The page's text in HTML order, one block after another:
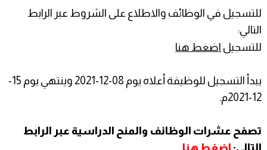
للتسجيل في الوظائف والاطلاع على الشروط عبر الرابط
التالي:
للتسجيل اضغط هنا
يبدأ التسجيل للوظيفة أعلاه يوم 08-12-2021 وينتهي يوم 15-
12-2021م.
تصفح عشرات الوظائف والمنح الدراسية عبر الرابط
التالي: اضغط هنا